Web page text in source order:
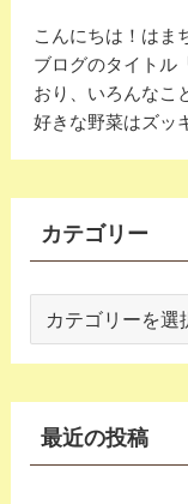
こんにちは！はま
ブログのタイトル
おり、いろんなこ
好きな野菜はズッ
カテゴリー
ゴ
リ
ー
最近の投稿